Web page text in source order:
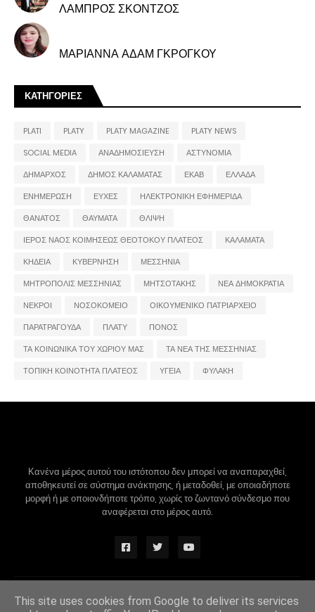
ΛΑΜΠΡΟΣ ΣΚΟΝΤΖΟΣ
ΜΑΡΙΑΝΝΑ ΑΔΑΜ ΓΚΡΟΓΚΟΥ
ΚΑΤΗΓΟΡΙΕΣ
PLATI PLATY PLATY MAGAZINE
PLATY NEWS
SOCIAL MEDIA
ΑΝΑΔΗΜΟΣΙΕΥΣΗ
ΑΣΤΥΝΟΜΙΑ
ΔΗΜΑΡΧΟΣ
ΔΗΜΟΣ ΚΑΛΑΜΑΤΑΣ ΕΚΑΒ
ΕΛΛΑΔΑ
ΕΝΗΜΕΡΩΣΗ
ΕΥΧΕΣ
ΗΛΕΚΤΡΟΝΙΚΗ ΕΦΗΜΕΡΙΔΑ
ΘΑΝΑΤΟΣ
ΘΑΥΜΑΤΑ
ΘΛΙΨΗ
ΙΕΡΟΣ ΝΑΟΣ ΚΟΙΜΗΣΕΩΣ ΘΕΟΤΟΚΟΥ ΠΛΑΤΕΟΣ
ΚΑΛΑΜΑΤΑ
ΚΗΔΕΙΑ
ΚΥΒΕΡΝΗΣΗ
ΜΕΣΣΗΝΙΑ
ΜΗΤΡΟΠΟΛΙΣ ΜΕΣΣΗΝΙΑΣ
ΜΗΤΣΟΤΑΚΗΣ
ΝΕΑ ΔΗΜΟΚΡΑΤΙΑ
ΝΕΚΡΟΙ
ΝΟΣΟΚΟΜΕΙΟ
ΟΙΚΟΥΜΕΝΙΚΟ ΠΑΤΡΙΑΡΧΕΙΟ
ΠΑΡΑΤΡΑΓΟΥΔΑ
ΠΛΑΤΥ
ΠΟΝΟΣ
ΤΑ ΚΟΙΝΩΝΙΚΑ ΤΟΥ ΧΩΡΙΟΥ ΜΑΣ
ΤΑ ΝΕΑ ΤΗΣ ΜΕΣΣΗΝΙΑΣ
ΤΟΠΙΚΗ ΚΟΙΝΟΤΗΤΑ ΠΛΑΤΕΟΣ
ΥΓΕΙΑ ΦΥΛΑΚΗ
Κανένα μέρος αυτού του ιστότοπου δεν μπορεί να αναπαραχθεί,
αποθηκευτεί σε σύστημα ανάκτησης, ή μεταδοθεί, με οποιαδήποτε
μορφή ή με οποιονδήποτε τρόπο, χωρίς το ζωντανό σύνδεσμο που
αναφέρεται στο μέρος αυτό.
Design by - Blogger Themes |Blogger Templates
This site uses cookies from Google to deliver its services